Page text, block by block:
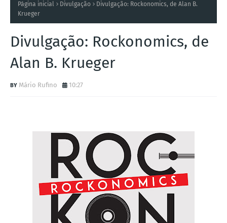
Página inicial Divulgação
Divulgação: Rockonomics, de Alan B.
Krueger
Divulgação: Rockonomics, de
Alan B. Krueger
Mário Rufino 10:27